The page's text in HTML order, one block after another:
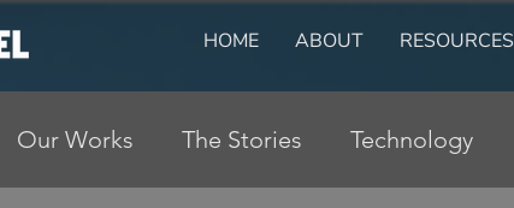
HOME ABOUT RESOURCES
Our Works The Stories Technology